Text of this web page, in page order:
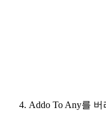
Addo To Any를